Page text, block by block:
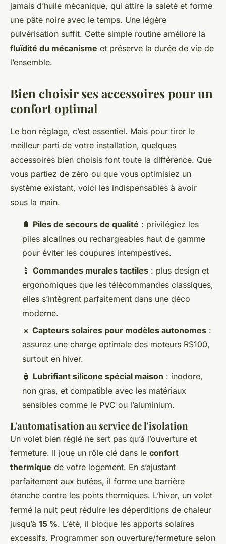
jamais d’huile mécanique, qui attire la saleté et forme
une pâte noire avec le temps. Une légère
pulvérisation suffit. Cette simple routine améliore la
fluïdité du mécanisme et préserve la durée de vie de
l’ensemble.
Bien choisir ses accessoires pour un
confort optimal
Le bon réglage, c’est essentiel. Mais pour tirer le
meilleur parti de votre installation, quelques
accessoires bien choisis font toute la différence. Que
vous partiez de zéro ou que vous optimisiez un
système existant, voici les indispensables à avoir
sous la main.
🔋 Piles de secours de qualité : privilégiez les
piles alcalines ou rechargeables haut de gamme
pour éviter les coupures intempestives.
📱 Commandes murales tactiles : plus design et
ergonomiques que les télécommandes classiques,
elles s’intègrent parfaitement dans une déco
moderne.
☀️ Capteurs solaires pour modèles autonomes :
assurez une charge optimale des moteurs RS100,
surtout en hiver.
🧴 Lubrifiant silicone spécial maison : inodore,
non gras, et compatible avec les matériaux
sensibles comme le PVC ou l’aluminium.
L'automatisation au service de l'isolation
Un volet bien réglé ne sert pas qu’à l’ouverture et
fermeture. Il joue un rôle clé dans le confort
thermique de votre logement. En s’ajustant
parfaitement aux butées, il forme une barrière
étanche contre les ponts thermiques. L’hiver, un volet
fermé la nuit peut réduire les déperditions de chaleur
jusqu’à 15 %. L’été, il bloque les apports solaires
excessifs. Programmer son ouverture/fermeture selon